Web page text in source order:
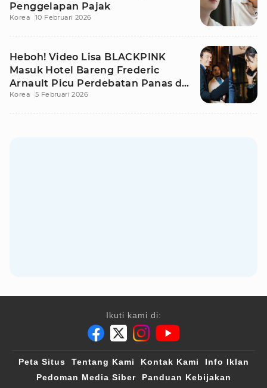
Penggelapan Pajak
Korea 10 Februari 2026
Heboh! Video Lisa BLACKPINK
Masuk Hotel Bareng Frederic
Arnault Picu Perdebatan Panas di
Medsos
Korea 5 Februari 2026
Ikuti kami di:
Peta Situs Tentang Kami Kontak Kami
Info Iklan
Pedoman Media Siber
Panduan Kebijakan